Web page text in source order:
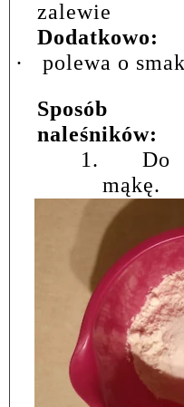
zalewie
Dodatkowo:
·
polewa o
Sposób
naleśników:
1.
Do
mąkę.